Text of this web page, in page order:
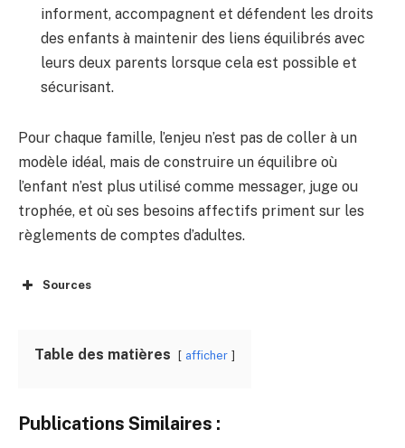
informent, accompagnent et défendent les droits
des enfants à maintenir des liens équilibrés avec
leurs deux parents lorsque cela est possible et
sécurisant.
Pour chaque famille, l’enjeu n’est pas de coller à un
modèle idéal, mais de construire un équilibre où
l’enfant n’est plus utilisé comme messager, juge ou
trophée, et où ses besoins affectifs priment sur les
règlements de comptes d’adultes.
Sources
Table des matières afficher
Publications Similaires :